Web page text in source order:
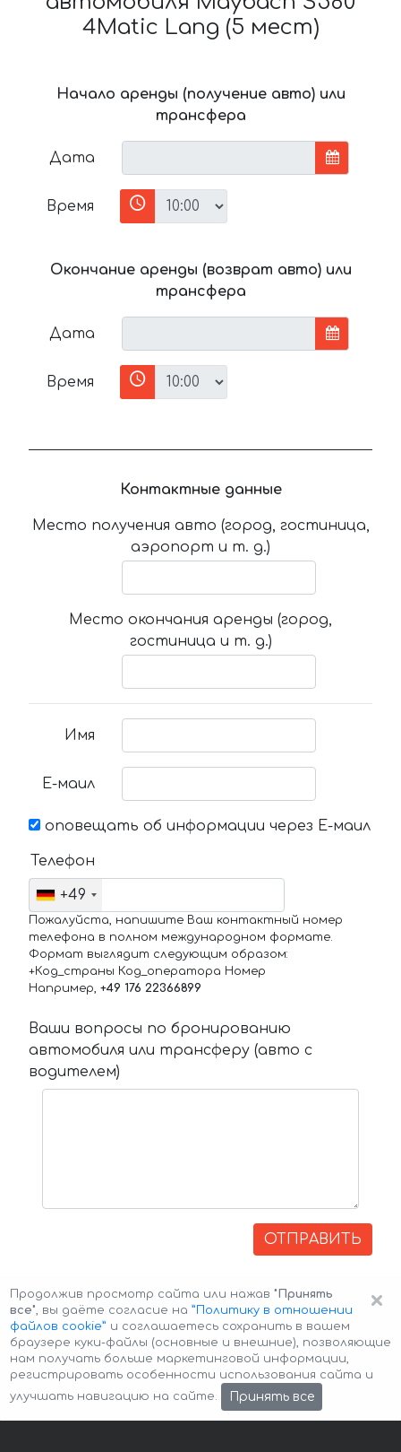
4Matic Lang (5 мест)
Начало аренды (получение авто) или
трансфера
Дата
Время
Окончание аренды (возврат авто) или
трансфера
Дата
Время
Контактные данные
Место получения авто (город, гостиница,
аэропорт и т. д.)
Место окончания аренды (город,
гостиница и т. д.)
Имя
Е-маил
оповещать об информации через Е-маил
Телефон
+49
Пожалуйста, напишите Ваш контактный номер
телефона в полном международном формате.
Формат выглядит следующим образом:
+Код_страны Код_оператора Номер
Например, +49 176 22366899
Ваши вопросы по бронированию
автомобиля или трансферу (авто с
водителем)
ОТПРАВИТЬ
Авторские права © 2026 Авто-Аренда Cookie Policy
×
Продолжив просмотр сайта или нажав "Принять
все", вы даёте согласие на ”Политику в отношении
файлов cookie” и соглашаетесь сохранить в вашем
браузере куки-файлы (основные и внешние), позволяющие
нам получать больше маркетинговой информации,
регистрировать особенности использования сайта и
улучшать навигацию на сайте.
Принять все